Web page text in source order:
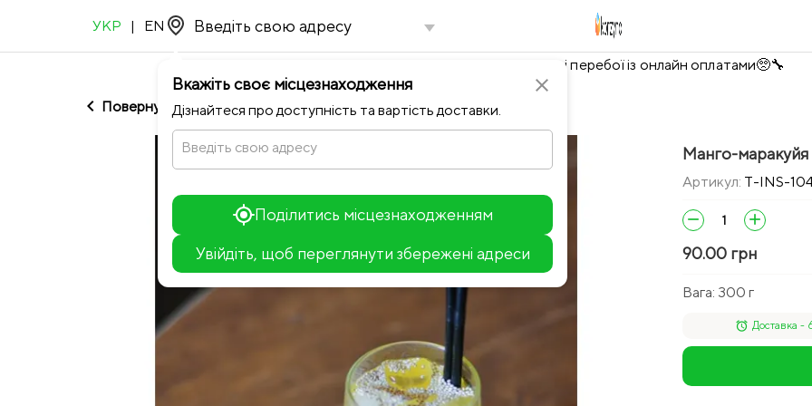
УКР | EN
close
Вкажіть своє місцезнаходження
Дізнайтеся про доступність та вартість доставки.
Введіть свою адресу
Поділитись місцезнаходженням
Увійдіть, щоб переглянути збережені адреси
+
Тимчасово можливі перебої із онлайн оплатами🥺🔧
chevron_left Повернутися до INSHYY PROSECCO BAR
Манго-маракуйя
Артикул: T-INS-
remove add
90.00 грн
Вага: 300 г
alarm Доставка -